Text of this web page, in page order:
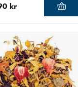
kr